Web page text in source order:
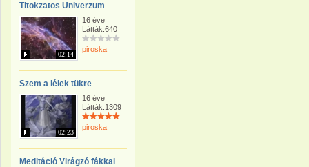
Titokzatos Univerzum
02:14
16 éve
Látták:640
piroska
Szem a lélek tükre
02:23
16 éve
Látták:1309
piroska
Meditáció Virágzó fákkal